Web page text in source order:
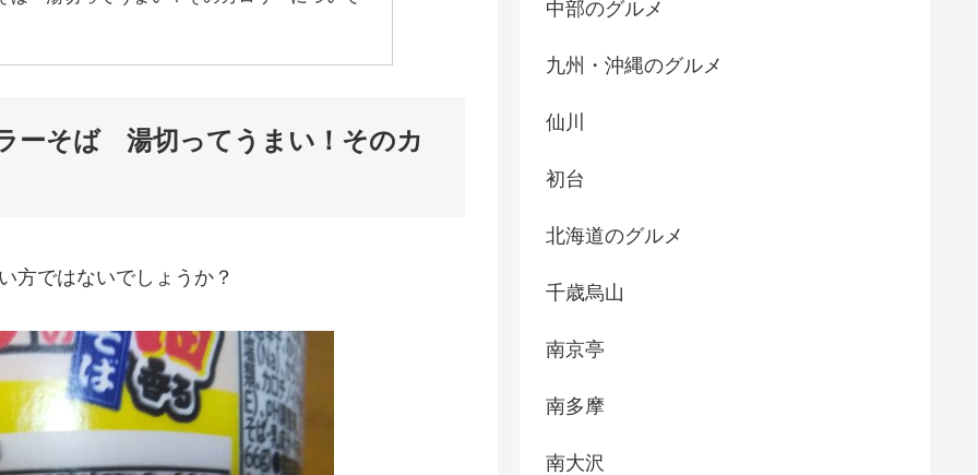
ーそば 湯切ってうまい！そのカ
方ではないでしょうか？
中部のグルメ
九州・沖縄のグルメ
仙川
初台
北海道のグルメ
千歳烏山
南京亭
南多摩
南大沢